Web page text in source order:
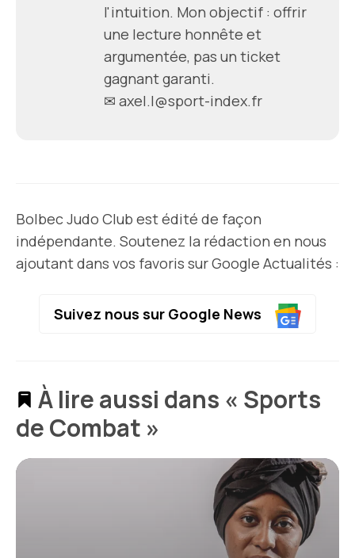
l'intuition. Mon objectif : offrir
une lecture honnête et
argumentée, pas un ticket
gagnant garanti.
✉ axel.l@sport-index.fr
Bolbec Judo Club est édité de façon
indépendante. Soutenez la rédaction en nous
ajoutant dans vos favoris sur Google Actualités :
Suivez nous sur Google News
À lire aussi dans « Sports
de Combat »